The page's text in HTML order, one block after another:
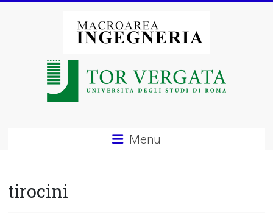
Macroarea
degli
Menu
tirocini